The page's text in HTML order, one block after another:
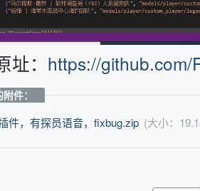
址： https://github.com/
件：
件，有探员语音，fixbug.zip (大小：